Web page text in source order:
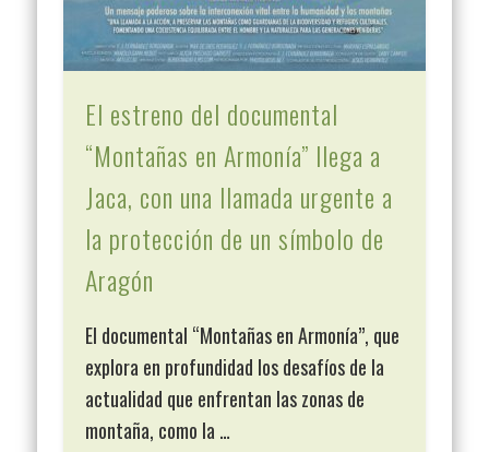
El estreno del documental
“Montañas en Armonía” llega a
Jaca, con una llamada urgente a
la protección de un símbolo de
Aragón
El documental “Montañas en Armonía”, que
explora en profundidad los desafíos de la
actualidad que enfrentan las zonas de
montaña, como la …